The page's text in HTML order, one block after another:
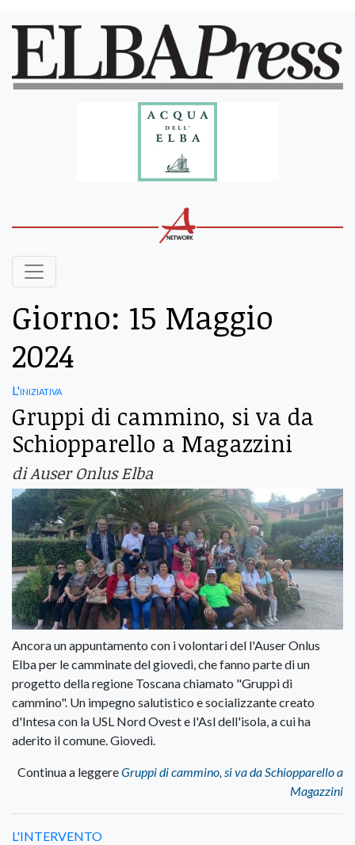
Giorno: 15 Maggio
2024
L'iniziativa
Gruppi di cammino, si va da
Schiopparello a Magazzini
di Auser Onlus Elba
Ancora un appuntamento con i volontari del l'Auser Onlus
Elba per le camminate del giovedì, che fanno parte di un
progetto della regione Toscana chiamato "Gruppi di
cammino". Un impegno salutistico e socializzante creato
d'Intesa con la USL Nord Ovest e l'Asl dell'isola, a cui ha
aderito il comune. Giovedì.
Continua a leggereGruppi di cammino, si va da Schiopparello a
Magazzini
L'INTERVENTO